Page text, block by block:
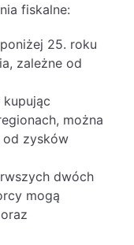
fiskalne:
25. roku
zależne od
kupując
można
od zysków
dwóch
mogą